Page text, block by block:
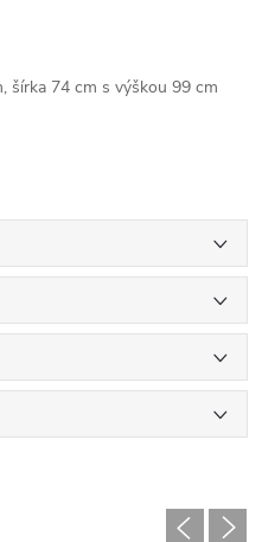
šírka 74 cm s výškou 99 cm